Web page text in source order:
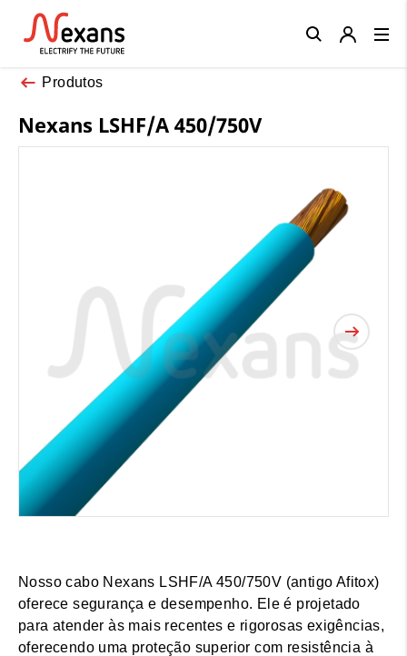
Produtos
Nexans LSHF/A 450/750V
Nosso cabo Nexans LSHF/A 450/750V (antigo Afitox)
oferece segurança e desempenho. Ele é projetado
para atender às mais recentes e rigorosas exigências,
oferecendo uma proteção superior com resistência à
Close